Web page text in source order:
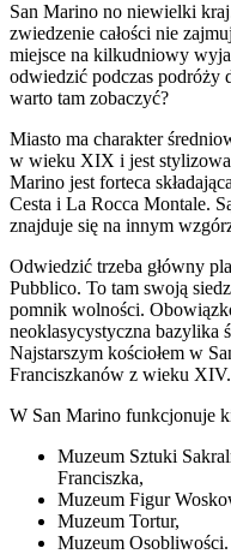
San Marino no niewielki
zwiedzenie całości nie
miejsce na kilkudniowy
odwiedzić podczas
warto tam zobaczyć?
Miasto ma charakter
w wieku XIX i jest
Marino jest forteca
Cesta i La Rocca Montale.
znajduje się na innym
Odwiedzić trzeba główny
Pubblico. To tam swoją
pomnik wolności.
neoklasycystyczna bazylika
Najstarszym kościołem w
Franciszkanów z wieku XIV.
W San Marino funkcjonuje
Muzeum Sztuki
Franciszka,
Muzeum Figur
Muzeum Tortur,
Muzeum Osobliwości.